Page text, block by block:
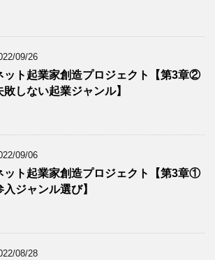
09/26
ット起業家創造プロジェクト【第3章②
敗しない起業ジャンル】
09/06
ット起業家創造プロジェクト【第3章①
入ジャンル選び】
08/28